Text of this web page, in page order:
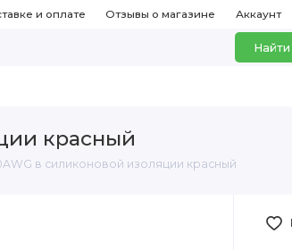
и оплате Отзывы о магазине Аккаунт
Найти
красный
в силиконовой изоляции красный